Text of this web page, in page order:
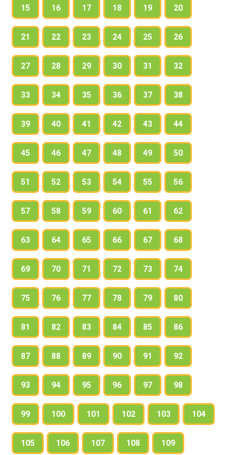
15 16 17 18 19 20
21 22 23 24 25 26
27 28 29 30 31 32
33 34 35 36 37 38
39 40 41 42 43 44
45 46 47 48 49 50
51 52 53 54 55 56
57 58 59 60 61 62
63 64 65 66 67 68
69 70 71 72 73 74
75 76 77 78 79 80
81 82 83 84 85 86
87 88 89 90 91 92
93 94 95 96 97 98
99 100 101 102 103 104
105 106 107 108 109